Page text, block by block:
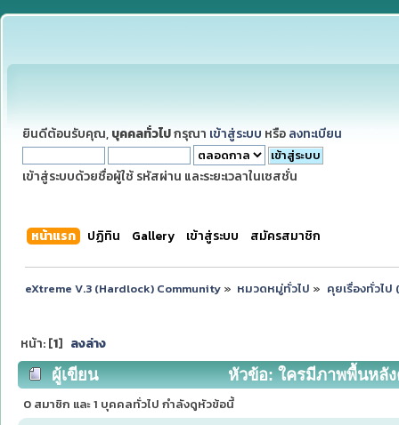
ยินดีต้อนรับคุณ, บุคคลทั่วไปกรุณา เข้าสู่ระบบ หรือ ลงทะเบียน
เข้าสู่ระบบด้วยชื่อผู้ใช้ รหัสผ่าน และระยะเวลาในเซสชั่น
หน้าแรก ปฏิทิน Gallery เข้าสู่ระบบ สมัครสมาชิก
eXtreme V.3 (Hardlock) Community» หมวดหมู่ทั่วไป » คุยเรื่องทั่วไป
หน้า: [1] ลงล่าง
ผู้เขียน หัวข้อ: ใครมีภาพพื้นหลัง
0 สมาชิก และ 1 บุคคลทั่วไป กำลังดูหัวข้อนี้